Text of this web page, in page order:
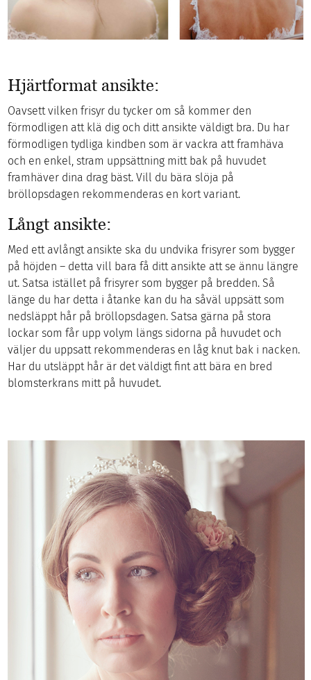
Hjärtformat ansikte:
Oavsett vilken frisyr du tycker om så kommer den
förmodligen att klä dig och ditt ansikte väldigt bra. Du har
förmodligen tydliga kindben som är vackra att framhäva
och en enkel, stram uppsättning mitt bak på huvudet
framhäver dina drag bäst. Vill du bära slöja på
bröllopsdagen rekommenderas en kort variant.
Långt ansikte:
Med ett avlångt ansikte ska du undvika frisyrer som bygger
på höjden – detta vill bara få ditt ansikte att se ännu längre
ut. Satsa istället på frisyrer som bygger på bredden. Så
länge du har detta i åtanke kan du ha såväl uppsätt som
nedsläppt hår på bröllopsdagen. Satsa gärna på stora
lockar som får upp volym längs sidorna på huvudet och
väljer du uppsatt rekommenderas en låg knut bak i nacken.
Har du utsläppt hår är det väldigt fint att bära en bred
blomsterkrans mitt på huvudet.